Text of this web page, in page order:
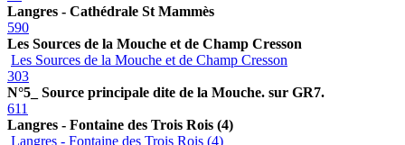
Langres - Cathédrale St Mammès
590
Les Sources de la Mouche et de Champ Cresson
Les Sources de la Mouche et de Champ Cresson
303
N°5_ Source principale dite de la Mouche. sur GR7.
611
Langres - Fontaine des Trois Rois (4)
Langres - Fontaine des Trois Rois (4)